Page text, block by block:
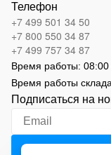
Телефон
+7 499 501 34 50
+7 800 550 34 87
+7 499 757 34 87
Время работы:
Время работы
Подписаться на